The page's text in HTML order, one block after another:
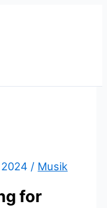
/ Musik
for